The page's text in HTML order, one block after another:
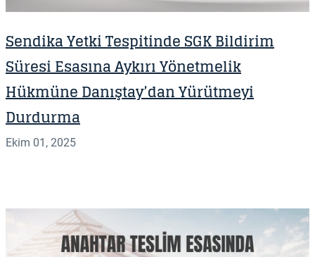
Sendika Yetki Tespitinde SGK Bildirim
Süresi Esasına Aykırı Yönetmelik
Hükmüne Danıştay’dan Yürütmeyi
Durdurma
Ekim 01, 2025